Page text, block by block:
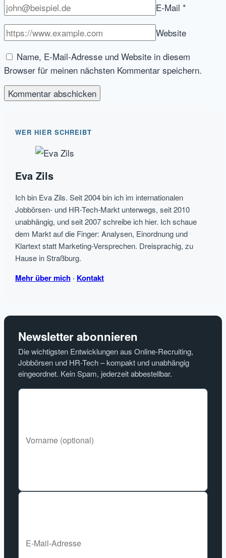
E-Mail *
Website
Name, E-Mail-Adresse und Website in diesem
Browser für meinen nächsten Kommentar speichern.
WER HIER SCHREIBT
Eva Zils
Ich bin Eva Zils. Seit 2004 bin ich im internationalen
Jobbörsen- und HR-Tech-Markt unterwegs, seit 2010
unabhängig, und seit 2007 schreibe ich hier. Ich schaue
dem Markt auf die Finger: Analysen, Einordnung und
Klartext statt Marketing-Versprechen. Dreisprachig, zu
Hause in Straßburg.
Mehr über mich · Kontakt
Newsletter abonnieren
Die wichtigsten Entwicklungen aus Online-Recruiting,
Jobbörsen und HR-Tech – kompakt und unabhängig
eingeordnet. Kein Spam, jederzeit abbestellbar.